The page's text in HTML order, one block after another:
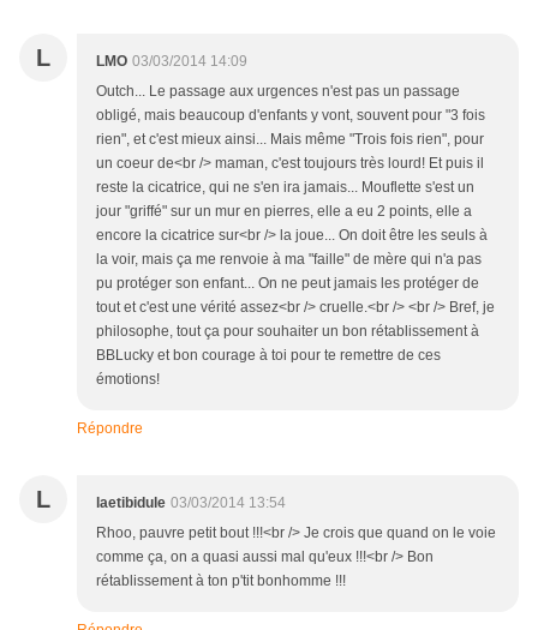
L LMO 03/03/2014 14:09
Outch... Le passage aux urgences n'est pas un passage
obligé, mais beaucoup d'enfants y vont, souvent pour "3 fois
rien", et c'est mieux ainsi... Mais même "Trois fois rien", pour
un coeur de<br /> maman, c'est toujours très lourd! Et puis il
reste la cicatrice, qui ne s'en ira jamais... Mouflette s'est un
jour "griffé" sur un mur en pierres, elle a eu 2 points, elle a
encore la cicatrice sur<br /> la joue... On doit être les seuls à
la voir, mais ça me renvoie à ma "faille" de mère qui n'a pas
pu protéger son enfant... On ne peut jamais les protéger de
tout et c'est une vérité assez<br /> cruelle.<br /> <br /> Bref, je
philosophe, tout ça pour souhaiter un bon rétablissement à
BBLucky et bon courage à toi pour te remettre de ces
émotions!
Répondre
L laetibidule 03/03/2014 13:54
Rhoo, pauvre petit bout !!!<br /> Je crois que quand on le voie
comme ça, on a quasi aussi mal qu'eux !!!<br /> Bon
rétablissement à ton p'tit bonhomme !!!